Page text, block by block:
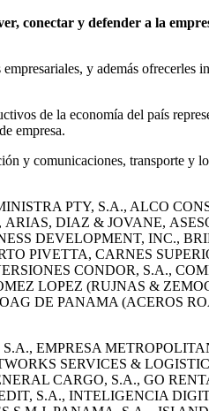
conectar y defender a la
y además ofrecerles
de la economía del país
empresa.
y comunicaciones, transporte y
PTY, S.A., ALCO
DIAZ & JOVANE,
DEVELOPMENT, INC.,
PIVETTA, CARNES
CONDOR, S.A.,
LOPEZ (RUJNAS &
DE PANAMA (ACEROS
EMPRESA
SERVICES &
CARGO, S.A., GO
S.A., INTELIGENCIA